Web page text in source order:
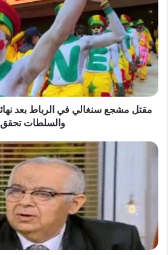
مشجع
سنغالي
في
الرباط
بعد
نهائي
أمم
أفريقيا
2025..
والسلطات تحقق
معهد
بحوث
سلالة
دواجن
محلية